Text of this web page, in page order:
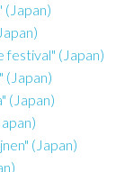
(Japan)
festival" (Japan)
(Japan)
(Japan)
(Japan)